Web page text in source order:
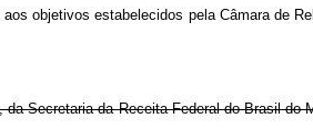
e aos objetivos estabelecidos pela
Secretaria da Receita Federal do Brasil